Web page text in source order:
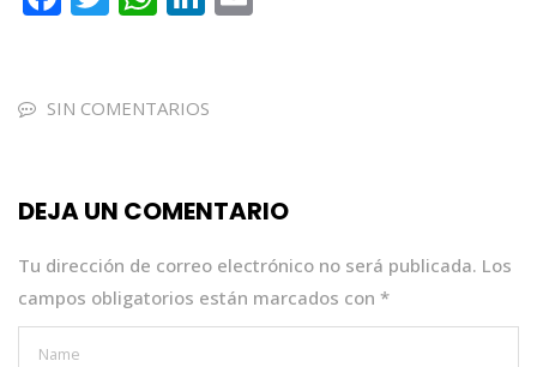
a
e
o
k
w
te
h
ts
p
n
e
SIN COMENTARIOS
DEJA UN COMENTARIO
Tu dirección de correo electrónico no será publicada. Los
campos obligatorios están marcados con *